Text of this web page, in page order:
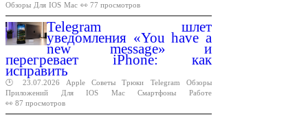
Обзоры Для IOS Mac 👀 77 просмотров
Telegram шлет
уведомления «You have a
new message» и
перегревает iPhone: как
исправить
🕑 23.07.2026 Apple Советы Трюки Telegram
Обзоры
Приложений
Для IOS Mac Смартфоны
Работе
👀 87 просмотров